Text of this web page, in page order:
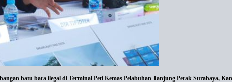
batu bara ilegal di Terminal Peti Kemas Pelabuhan Tanjung Perak Surabaya,